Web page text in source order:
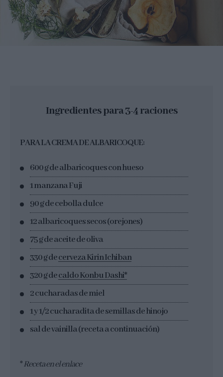
Ingredientes para 3-4 raciones
PARA LA CREMA DE ALBARICOQUE:
600 g de albaricoques con hueso
1 manzana Fuji
90 g de cebolla dulce
12 albaricoques secos (orejones)
75 g de aceite de oliva
330 g decerveza Kirin Ichiban
320 g decaldo Konbu Dashi*
2 cucharadas de miel
1 y 1/2 cucharadita de semillas de hinojo
sal de vainilla (receta a continuación)
*Receta en el enlace